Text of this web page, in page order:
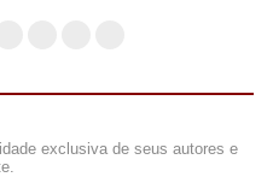
exclusiva de seus autores e